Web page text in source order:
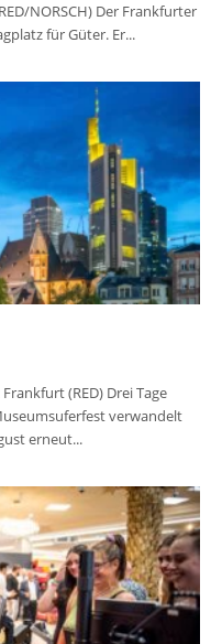
NORSCH) Der Frankfurter
für Güter. Er...
(RED) Drei Tage
verwandelt
erneut...